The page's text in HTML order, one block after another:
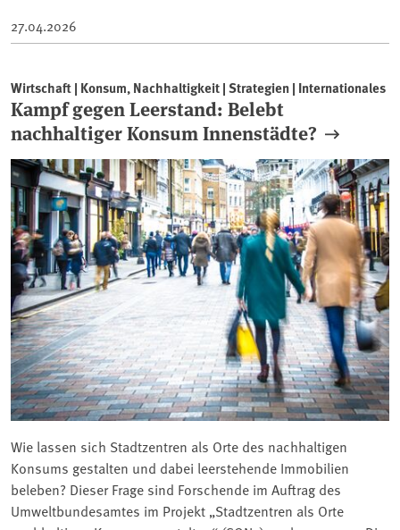
27.04.2026
Wirtschaft | Konsum, Nachhaltigkeit | Strategien | Internationales
Kampf gegen Leerstand: Belebt
nachhaltiger Konsum Innenstädte?
Wie lassen sich Stadtzentren als Orte des nachhaltigen
Konsums gestalten und dabei leerstehende Immobilien
beleben? Dieser Frage sind Forschende im Auftrag des
Umweltbundesamtes im Projekt „Stadtzentren als Orte